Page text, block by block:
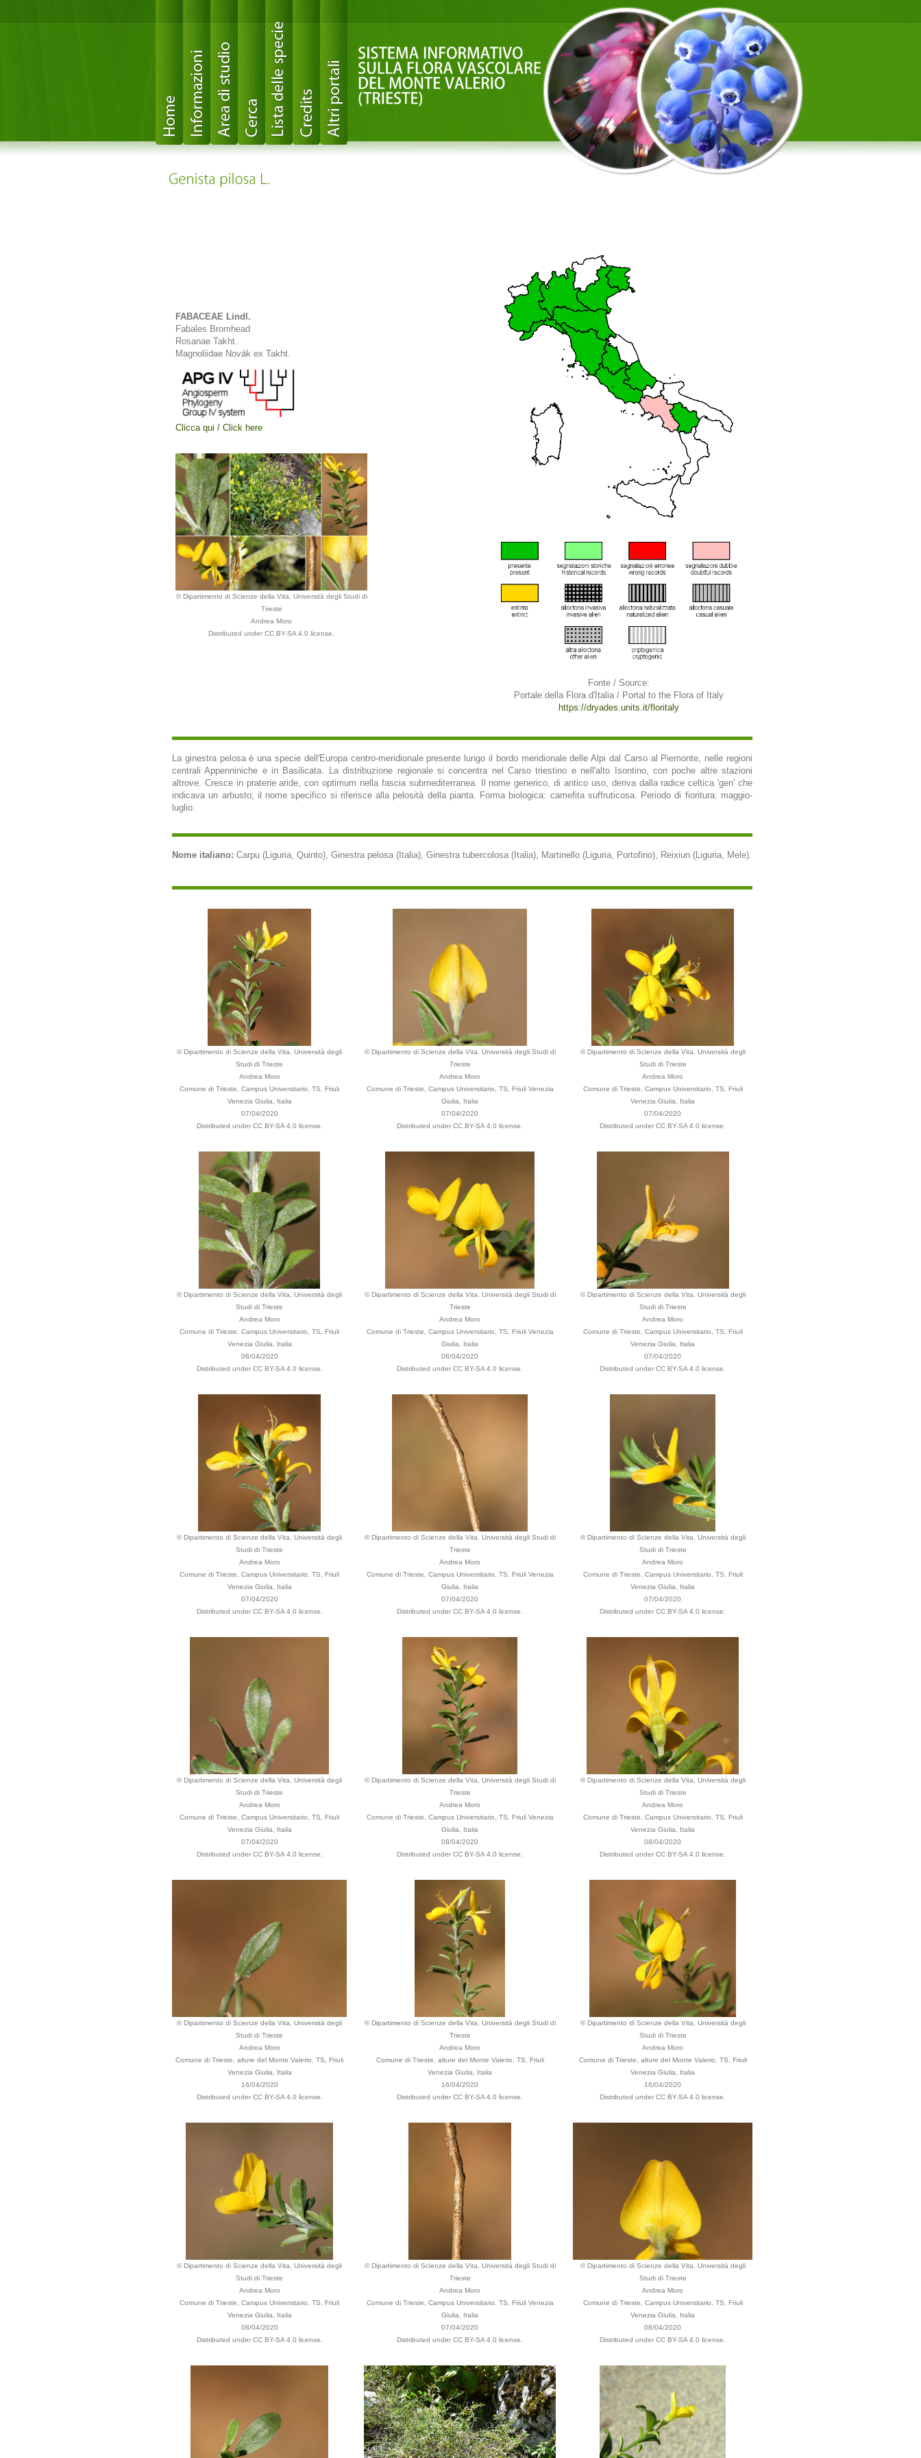
FABACEAE Lindl.
Fabales Bromhead
Rosanae Takht.
Magnoliidae Novák ex Takht.
Clicca qui / Click here
© Dipartimento di Scienze della Vita, Università degli Studi di
Trieste
Andrea Moro
Distributed under CC BY-SA 4.0 license.
Fonte / Source:
Portale della Flora d'Italia / Portal to the Flora of Italy
https://dryades.units.it/floritaly
La ginestra pelosa è una specie dell'Europa centro-meridionale presente lungo il bordo meridionale delle Alpi dal Carso al Piemonte, nelle regioni
centrali Appenniniche e in Basilicata. La distribuzione regionale si concentra nel Carso triestino e nell'alto Isontino, con poche altre stazioni
altrove. Cresce in praterie aride, con optimum nella fascia submediterranea. Il nome generico, di antico uso, deriva dalla radice celtica 'gen' che
indicava un arbusto; il nome specifico si riferisce alla pelosità della pianta. Forma biologica: camefita suffruticosa. Periodo di fioritura: maggio-
luglio.
Nome italiano: Carpu (Liguria, Quinto), Ginestra pelosa (Italia), Ginestra tubercolosa (Italia), Martinello (Liguria, Portofino), Reixiun (Liguria, Mele).
© Dipartimento di Scienze della Vita, Università degli
Studi di Trieste
Andrea Moro
Comune di Trieste, Campus Universitario, TS, Friuli
Venezia Giulia, Italia
07/04/2020
Distributed under CC BY-SA 4.0 license.
© Dipartimento di Scienze della Vita, Università degli Studi di
Trieste
Andrea Moro
Comune di Trieste, Campus Universitario, TS, Friuli Venezia
Giulia, Italia
07/04/2020
Distributed under CC BY-SA 4.0 license.
© Dipartimento di Scienze della Vita, Università degli
Studi di Trieste
Andrea Moro
Comune di Trieste, Campus Universitario, TS, Friuli
Venezia Giulia, Italia
07/04/2020
Distributed under CC BY-SA 4.0 license.
© Dipartimento di Scienze della Vita, Università degli
Studi di Trieste
Andrea Moro
Comune di Trieste, Campus Universitario, TS, Friuli
Venezia Giulia, Italia
08/04/2020
Distributed under CC BY-SA 4.0 license.
© Dipartimento di Scienze della Vita, Università degli Studi di
Trieste
Andrea Moro
Comune di Trieste, Campus Universitario, TS, Friuli Venezia
Giulia, Italia
08/04/2020
Distributed under CC BY-SA 4.0 license.
© Dipartimento di Scienze della Vita, Università degli
Studi di Trieste
Andrea Moro
Comune di Trieste, Campus Universitario, TS, Friuli
Venezia Giulia, Italia
07/04/2020
Distributed under CC BY-SA 4.0 license.
© Dipartimento di Scienze della Vita, Università degli
Studi di Trieste
Andrea Moro
Comune di Trieste, Campus Universitario, TS, Friuli
Venezia Giulia, Italia
07/04/2020
Distributed under CC BY-SA 4.0 license.
© Dipartimento di Scienze della Vita, Università degli Studi di
Trieste
Andrea Moro
Comune di Trieste, Campus Universitario, TS, Friuli Venezia
Giulia, Italia
07/04/2020
Distributed under CC BY-SA 4.0 license.
© Dipartimento di Scienze della Vita, Università degli
Studi di Trieste
Andrea Moro
Comune di Trieste, Campus Universitario, TS, Friuli
Venezia Giulia, Italia
07/04/2020
Distributed under CC BY-SA 4.0 license.
© Dipartimento di Scienze della Vita, Università degli
Studi di Trieste
Andrea Moro
Comune di Trieste, Campus Universitario, TS, Friuli
Venezia Giulia, Italia
07/04/2020
Distributed under CC BY-SA 4.0 license.
© Dipartimento di Scienze della Vita, Università degli Studi di
Trieste
Andrea Moro
Comune di Trieste, Campus Universitario, TS, Friuli Venezia
Giulia, Italia
08/04/2020
Distributed under CC BY-SA 4.0 license.
© Dipartimento di Scienze della Vita, Università degli
Studi di Trieste
Andrea Moro
Comune di Trieste, Campus Universitario, TS, Friuli
Venezia Giulia, Italia
08/04/2020
Distributed under CC BY-SA 4.0 license.
© Dipartimento di Scienze della Vita, Università degli
Studi di Trieste
Andrea Moro
Comune di Trieste, alture del Monte Valerio, TS, Friuli
Venezia Giulia, Italia
16/04/2020
Distributed under CC BY-SA 4.0 license.
© Dipartimento di Scienze della Vita, Università degli Studi di
Trieste
Andrea Moro
Comune di Trieste, alture del Monte Valerio, TS, Friuli
Venezia Giulia, Italia
16/04/2020
Distributed under CC BY-SA 4.0 license.
© Dipartimento di Scienze della Vita, Università degli
Studi di Trieste
Andrea Moro
Comune di Trieste, alture del Monte Valerio, TS, Friuli
Venezia Giulia, Italia
16/04/2020
Distributed under CC BY-SA 4.0 license.
© Dipartimento di Scienze della Vita, Università degli
Studi di Trieste
Andrea Moro
Comune di Trieste, Campus Universitario, TS, Friuli
Venezia Giulia, Italia
08/04/2020
Distributed under CC BY-SA 4.0 license.
© Dipartimento di Scienze della Vita, Università degli Studi di
Trieste
Andrea Moro
Comune di Trieste, Campus Universitario, TS, Friuli Venezia
Giulia, Italia
07/04/2020
Distributed under CC BY-SA 4.0 license.
© Dipartimento di Scienze della Vita, Università degli
Studi di Trieste
Andrea Moro
Comune di Trieste, Campus Universitario, TS, Friuli
Venezia Giulia, Italia
08/04/2020
Distributed under CC BY-SA 4.0 license.